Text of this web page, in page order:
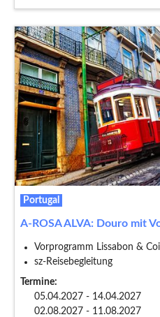
Portugal
A-ROSA ALVA: Douro mit
Vorprogramm Lissabon &
sz-Reisebegleitung
Termine:
05.04.2027 - 14.04.2027
02.08.2027 - 11.08.2027